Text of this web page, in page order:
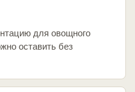
для овощного
оставить без